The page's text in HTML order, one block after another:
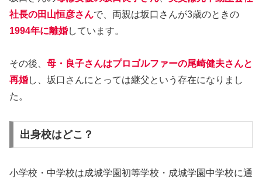
社長の田山恒彦さんで、両親は坂口さんが3歳のときの
1994年に離婚しています。
その後、 母・良子さんはプロゴルファーの尾崎健夫さんと
再婚し、坂口さんにとっては継父という存在になりまし
た。
出身校はどこ？
小学校・中学校は成城学園初等学校・成城学園中学校に通